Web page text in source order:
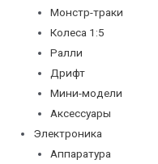
Монстр-траки
Колеса 1:5
Ралли
Дрифт
Мини-модели
Аксессуары
Электроника
Аппаратура